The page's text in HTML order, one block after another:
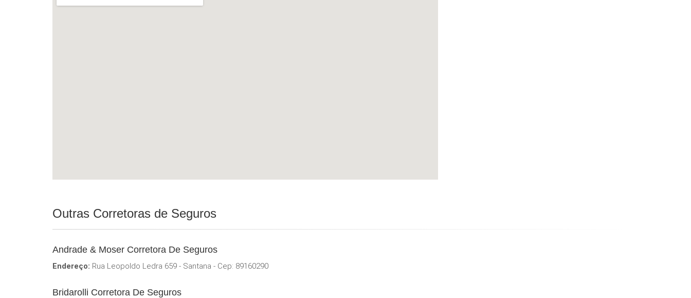
Outras Corretoras de Seguros
Andrade & Moser Corretora De Seguros
Endereço: Rua Leopoldo Ledra 659 - Santana - Cep: 89160290
Bridarolli Corretora De Seguros